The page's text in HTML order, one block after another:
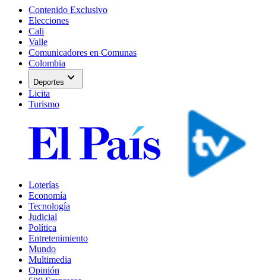
Contenido Exclusivo
Elecciones
Cali
Valle
Comunicadores en Comunas
Colombia
Deportes expand_more
Licita
Turismo
Loterías
Economía
Tecnología
Judicial
Política
Entretenimiento
Mundo
Multimedia
Opinión